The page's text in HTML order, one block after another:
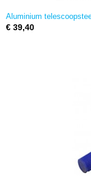
Aluminium
€ 39,40